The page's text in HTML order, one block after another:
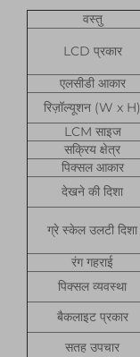
वस्तु
LCD प्रकार
एलसीडी आकार
रिज़ॉल्यूशन (W x H)
LCM साइज
सक्रिय क्षेत्र
पिक्सल आकार
देखने की दिशा
ग्रे स्केल उलटी दिशा
रंग गहराई
पिक्सल व्यवस्था
बैकलाइट प्रकार
सतह उपचार